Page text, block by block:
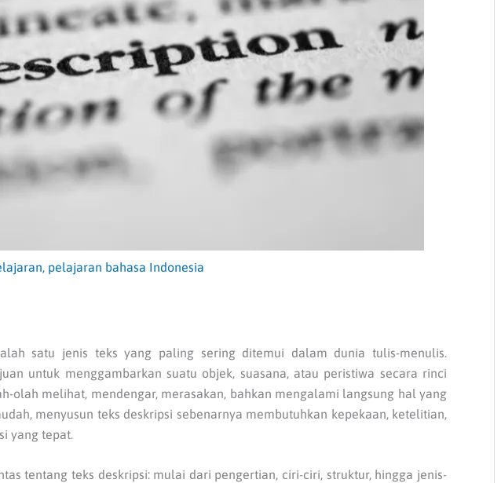
, pelajaran bahasa Indonesia
satu jenis teks yang paling sering ditemui dalam dunia tulis-menulis.
untuk menggambarkan suatu objek, suasana, atau peristiwa secara rinci
olah melihat, mendengar, merasakan, bahkan mengalami langsung hal yang
menyusun teks deskripsi sebenarnya membutuhkan kepekaan, ketelitian,
yang tepat.
tentang teks deskripsi: mulai dari pengertian, ciri-ciri, struktur, hingga jenis-